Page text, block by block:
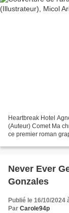
Heartbreak Hotel
(Auteur) Comet Ma
ce premier roman
Never Ever
Gonzales
Publié le 16/10/2024
Par Carole94p